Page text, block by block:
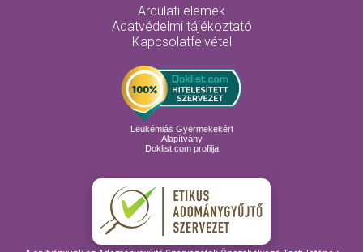
Arculati elemek
Adatvédelmi tájékoztató
Kapcsolatfelvétel
Leukémiás Gyermekekért
Alapítvány
Doklist.com profilja